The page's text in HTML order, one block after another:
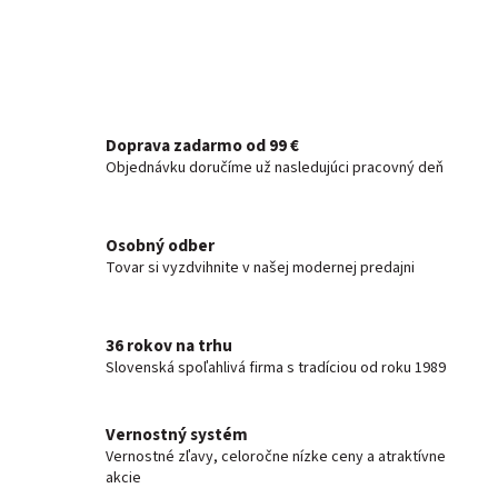
Doprava zadarmo od 99 €
Objednávku doručíme už nasledujúci pracovný deň
Osobný odber
Tovar si vyzdvihnite v našej modernej predajni
36 rokov na trhu
Slovenská spoľahlivá firma s tradíciou od roku 1989
Vernostný systém
Vernostné zľavy, celoročne nízke ceny a atraktívne
akcie